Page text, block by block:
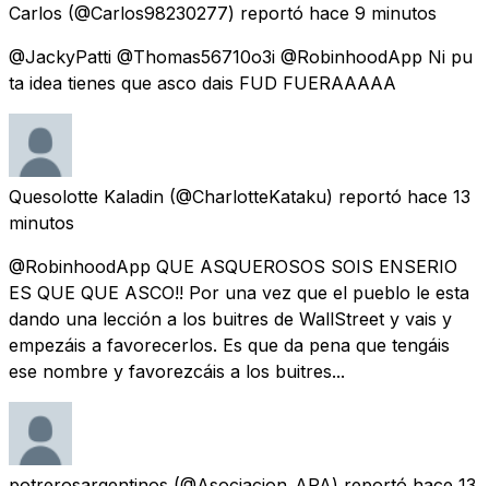
Carlos (@Carlos98230277) reportó hace 9 minutos
@JackyPatti @Thomas56710o3i @RobinhoodApp Ni pu
ta idea tienes que asco dais FUD FUERAAAAA
Quesolotte Kaladin (@CharlotteKataku) reportó hace 13
minutos
@RobinhoodApp QUE ASQUEROSOS SOIS ENSERIO
ES QUE QUE ASCO!! Por una vez que el pueblo le esta
dando una lección a los buitres de WallStreet y vais y
empezáis a favorecerlos. Es que da pena que tengáis
ese nombre y favorezcáis a los buitres...